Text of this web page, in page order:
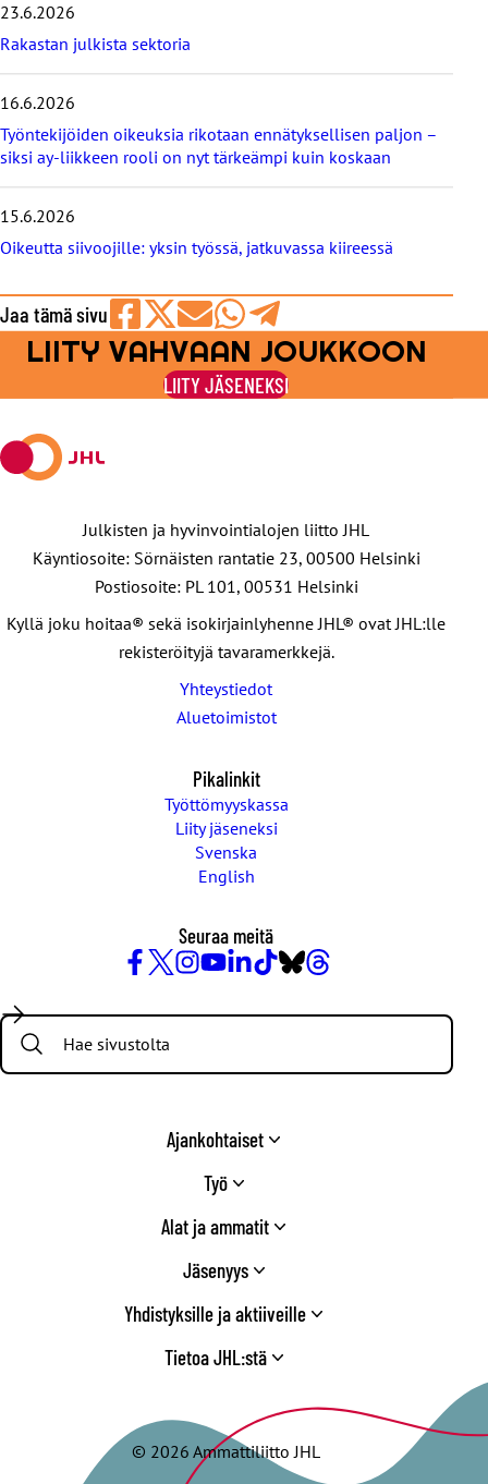
t
b
o
g
i
t
23.6.2026
Rakastan julkista sektoria
16.6.2026
Työntekijöiden oikeuksia rikotaan ennätyksellisen paljon –
siksi ay-liikkeen rooli on nyt tärkeämpi kuin koskaan
15.6.2026
Oikeutta siivoojille: yksin työssä, jatkuvassa kiireessä
Jaa tämä sivu
Jaa
Facebookissa
Jaa
viestipalvelu
X:ssä
Jaa
sähköpostilla
Jaa
WhatsAppilla
Jaa
Telegramilla
LIITY VAHVAAN JOUKKOON
LIITY JÄSENEKSI
Julkisten ja hyvinvointialojen liitto JHL
Käyntiosoite: Sörnäisten rantatie 23, 00500 Helsinki
Postiosoite: PL 101, 00531 Helsinki
Kyllä joku hoitaa® sekä isokirjainlyhenne JHL® ovat JHL:lle
rekisteröityjä tavaramerkkejä.
Yhteystiedot
Aluetoimistot
Pikalinkit
Työttömyyskassa
Liity jäseneksi
Svenska
English
Seuraa meitä
/
Twitter
Search:
Ajankohtaiset
Työ
Alat ja ammatit
Jäsenyys
Yhdistyksille ja aktiiveille
Tietoa JHL:stä
© 2026 Ammattiliitto JHL